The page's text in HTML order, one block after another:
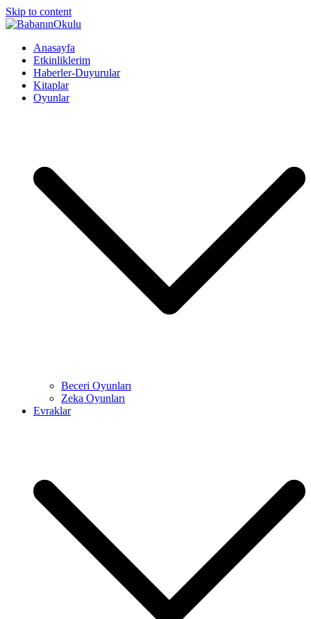
Skip to content
BabanınOkulu
Babanınokulu
Anasayfa
Etkinliklerim
Haberler-Duyurular
Kitaplar
Oyunlar
Beceri Oyunları
Zeka Oyunları
Evraklar